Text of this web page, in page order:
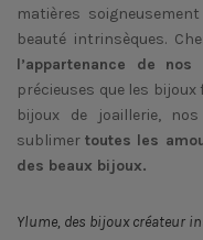
matières
beauté intrinsèques.
l’appartenance de
précieuses que les
bijoux de joaillerie,
sublimertoutes les
des beaux bijoux.
Ylume, des bijoux créateur